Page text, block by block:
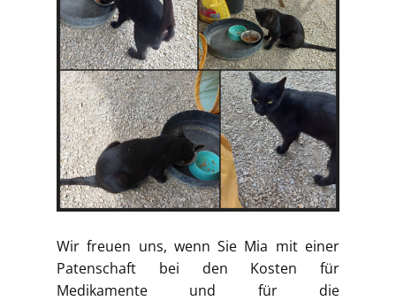
Wir freuen uns, wenn Sie Mia mit einer
Patenschaft bei den Kosten für
Medikamente und für die